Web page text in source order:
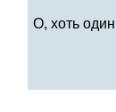
О, хоть